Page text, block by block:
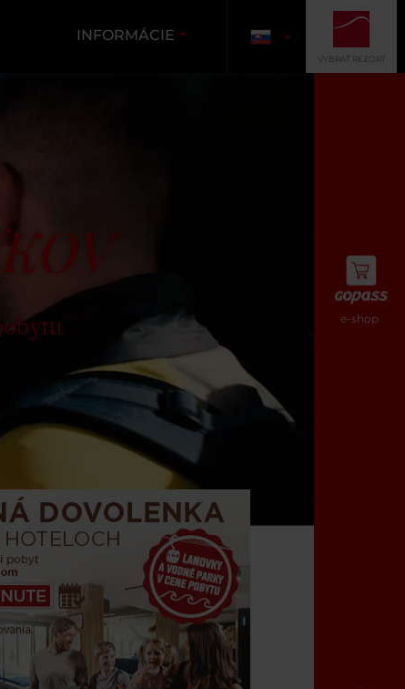
e-shop
INFORMÁCIE
VYBRAŤ REZORT